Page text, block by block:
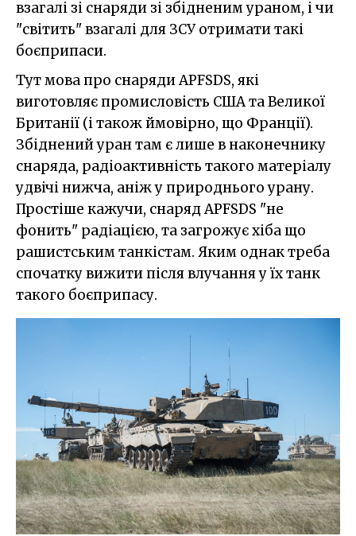
взагалі зі снаряди зі збідненим ураном, і чи
"світить" взагалі для ЗСУ отримати такі
боєприпаси.
Тут мова про снаряди APFSDS, які
виготовляє промисловість США та Великої
Британії (і також ймовірно, що Франції).
Збіднений уран там є лише в наконечнику
снаряда, радіоактивність такого матеріалу
удвічі нижча, аніж у природнього урану.
Простіше кажучи, снаряд APFSDS "не
фонить" радіацією, та загрожує хіба що
рашистським танкістам. Яким однак треба
спочатку вижити після влучання у їх танк
такого боєприпасу.